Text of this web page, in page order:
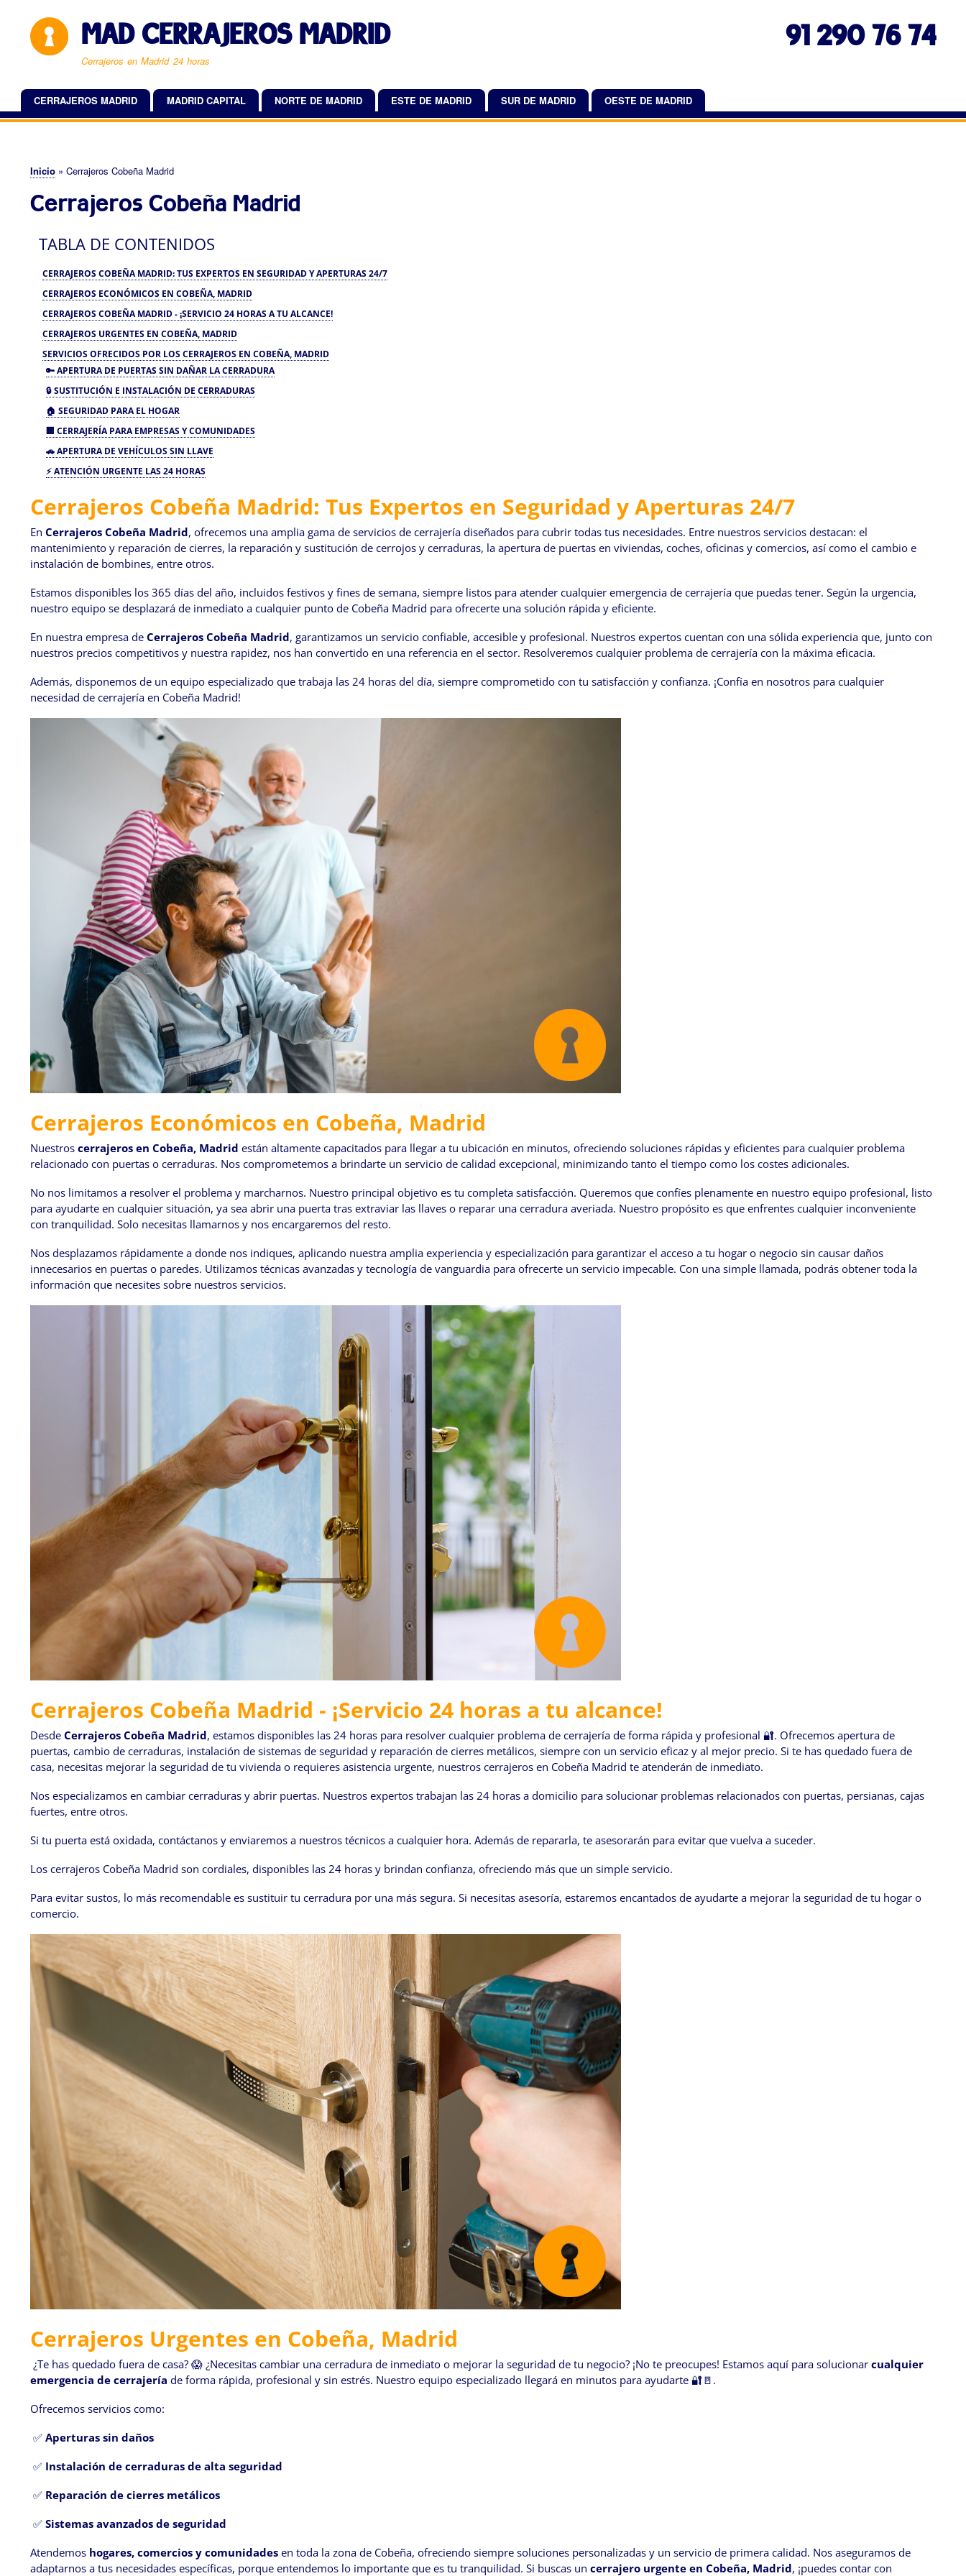
MAD CERRAJEROS MADRID
Cerrajeros en Madrid 24 horas
91 290 76 74
Navegación
principal
CERRAJEROS MADRID MADRID CAPITAL NORTE DE MADRID ESTE DE MADRID SUR DE MADRID OESTE DE MADRID
Sobrescribir
enlaces
ayuda
la
navegación
Inicio Cerrajeros Cobeña Madrid
Cerrajeros Cobeña Madrid
TABLA DE CONTENIDOS
CERRAJEROS COBEÑA MADRID: TUS EXPERTOS EN SEGURIDAD Y APERTURAS 24/7
CERRAJEROS ECONÓMICOS EN COBEÑA, MADRID
CERRAJEROS COBEÑA MADRID - ¡SERVICIO 24 HORAS A TU ALCANCE!
CERRAJEROS URGENTES EN COBEÑA, MADRID
SERVICIOS OFRECIDOS POR LOS CERRAJEROS EN COBEÑA, MADRID
🔑APERTURA DE PUERTAS SIN DAÑAR LA CERRADURA
🔒SUSTITUCIÓN E INSTALACIÓN DE CERRADURAS
🏠 SEGURIDAD PARA EL HOGAR
🏢 CERRAJERÍA PARA EMPRESAS Y COMUNIDADES
🚗APERTURA DE VEHÍCULOS SIN LLAVE
⚡ATENCIÓN URGENTE LAS 24 HORAS
Cerrajeros Cobeña Madrid: Tus Expertos en Seguridad y Aperturas 24/7
En Cerrajeros Cobeña Madrid, ofrecemos una amplia gama de servicios de cerrajería diseñados para cubrir todas tus necesidades. Entre nuestros servicios destacan: el
mantenimiento y reparación de cierres, la reparación y sustitución de cerrojos y cerraduras, la apertura de puertas en viviendas, coches, oficinas y comercios, así como el cambio e
instalación de bombines, entre otros.
Estamos disponibles los 365 días del año, incluidos festivos y fines de semana, siempre listos para atender cualquier emergencia de cerrajería que puedas tener. Según la urgencia,
nuestro equipo se desplazará de inmediato a cualquier punto de Cobeña Madrid para ofrecerte una solución rápida y eficiente.
En nuestra empresa de Cerrajeros Cobeña Madrid, garantizamos un servicio confiable, accesible y profesional. Nuestros expertos cuentan con una sólida experiencia que, junto con
nuestros precios competitivos y nuestra rapidez, nos han convertido en una referencia en el sector. Resolveremos cualquier problema de cerrajería con la máxima eficacia.
Además, disponemos de un equipo especializado que trabaja las 24 horas del día, siempre comprometido con tu satisfacción y confianza. ¡Confía en nosotros para cualquier
necesidad de cerrajería en Cobeña Madrid!
Cerrajeros Económicos en Cobeña, Madrid
Nuestros cerrajeros en Cobeña, Madrid están altamente capacitados para llegar a tu ubicación en minutos, ofreciendo soluciones rápidas y eficientes para cualquier problema
relacionado con puertas o cerraduras. Nos comprometemos a brindarte un servicio de calidad excepcional, minimizando tanto el tiempo como los costes adicionales.
No nos limitamos a resolver el problema y marcharnos. Nuestro principal objetivo es tu completa satisfacción. Queremos que confíes plenamente en nuestro equipo profesional, listo
para ayudarte en cualquier situación, ya sea abrir una puerta tras extraviar las llaves o reparar una cerradura averiada. Nuestro propósito es que enfrentes cualquier inconveniente
con tranquilidad. Solo necesitas llamarnos y nos encargaremos del resto.
Nos desplazamos rápidamente a donde nos indiques, aplicando nuestra amplia experiencia y especialización para garantizar el acceso a tu hogar o negocio sin causar daños
innecesarios en puertas o paredes. Utilizamos técnicas avanzadas y tecnología de vanguardia para ofrecerte un servicio impecable. Con una simple llamada, podrás obtener toda la
información que necesites sobre nuestros servicios.
Cerrajeros Cobeña Madrid - ¡Servicio 24 horas a tu alcance!
Desde Cerrajeros Cobeña Madrid, estamos disponibles las 24 horas para resolver cualquier problema de cerrajería de forma rápida y profesional 🔐. Ofrecemos apertura de
puertas, cambio de cerraduras, instalación de sistemas de seguridad y reparación de cierres metálicos, siempre con un servicio eficaz y al mejor precio. Si te has quedado fuera de
casa, necesitas mejorar la seguridad de tu vivienda o requieres asistencia urgente, nuestros cerrajeros en Cobeña Madrid te atenderán de inmediato.
Nos especializamos en cambiar cerraduras y abrir puertas. Nuestros expertos trabajan las 24 horas a domicilio para solucionar problemas relacionados con puertas, persianas, cajas
fuertes, entre otros.
Si tu puerta está oxidada, contáctanos y enviaremos a nuestros técnicos a cualquier hora. Además de repararla, te asesorarán para evitar que vuelva a suceder.
Los cerrajeros Cobeña Madrid son cordiales, disponibles las 24 horas y brindan confianza, ofreciendo más que un simple servicio.
Para evitar sustos, lo más recomendable es sustituir tu cerradura por una más segura. Si necesitas asesoría, estaremos encantados de ayudarte a mejorar la seguridad de tu hogar o
comercio.
Cerrajeros Urgentes en Cobeña, Madrid
¿Te has quedado fuera de casa? 😱 ¿Necesitas cambiar una cerradura de inmediato o mejorar la seguridad de tu negocio? ¡No te preocupes! Estamos aquí para solucionar cualquier
emergencia de cerrajería de forma rápida, profesional y sin estrés. Nuestro equipo especializado llegará en minutos para ayudarte 🔐🚪.
Ofrecemos servicios como:
✅ Aperturas sin daños
✅ Instalación de cerraduras de alta seguridad
✅ Reparación de cierres metálicos
✅ Sistemas avanzados de seguridad
Atendemos hogares, comercios y comunidades en toda la zona de Cobeña, ofreciendo siempre soluciones personalizadas y un servicio de primera calidad. Nos aseguramos de
adaptarnos a tus necesidades específicas, porque entendemos lo importante que es tu tranquilidad. Si buscas un cerrajero urgente en Cobeña, Madrid, ¡puedes contar con